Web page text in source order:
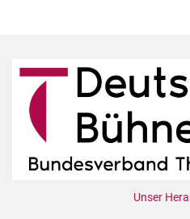
Unser